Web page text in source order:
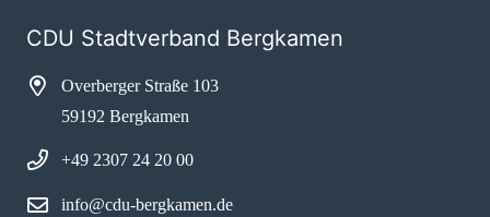
CDU Stadtverband Bergkamen
Overberger Straße 103
59192 Bergkamen
+49 2307 24 20 00
info@cdu-bergkamen.de